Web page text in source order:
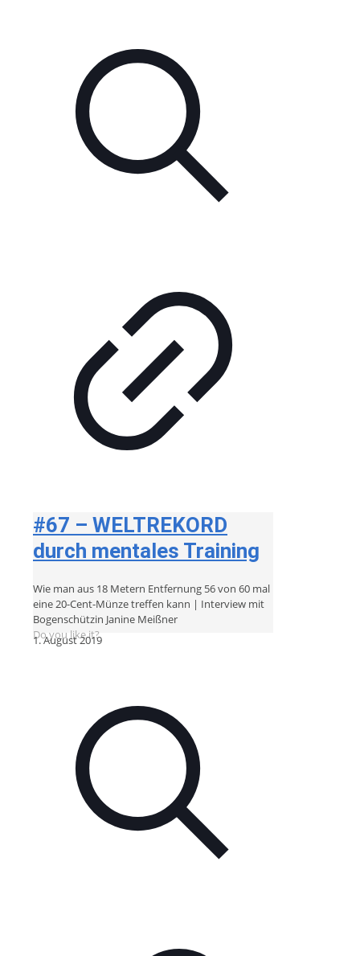
#67 – WELTREKORD
durch mentales Training
Wie man aus 18 Metern Entfernung 56 von 60 mal
eine 20-Cent-Münze treffen kann | Interview mit
Bogenschützin Janine Meißner
Do you like it?
1. August 2019